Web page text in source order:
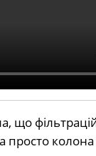
що
просто